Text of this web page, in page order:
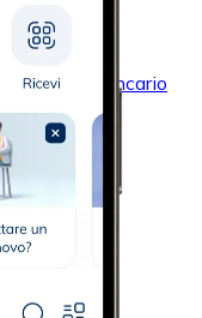
bonifico bancario